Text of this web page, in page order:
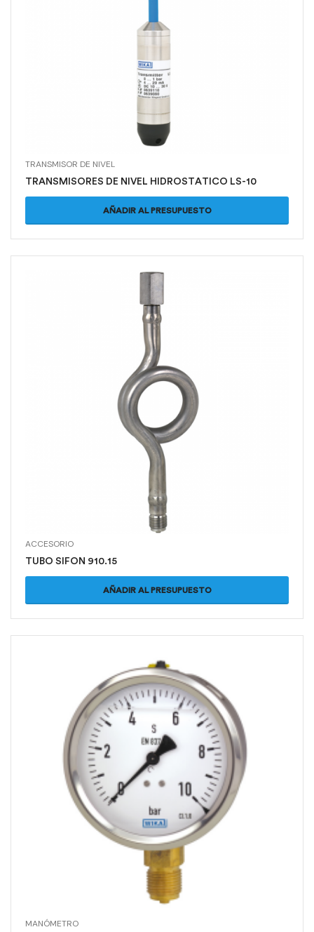
TRANSMISOR DE NIVEL
TRANSMISORES DE NIVEL HIDROSTATICO LS-10
AÑADIR AL PRESUPUESTO
ACCESORIO
TUBO SIFON 910.15
AÑADIR AL PRESUPUESTO
MANÓMETRO